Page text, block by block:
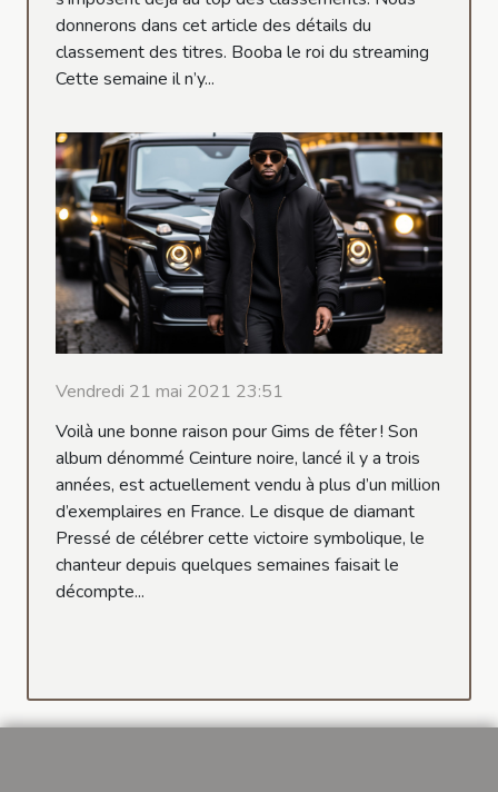
donnerons dans cet article des détails du
classement des titres. Booba le roi du streaming
Cette semaine il n’y...
Vendredi 21 mai 2021 23:51
Voilà une bonne raison pour Gims de fêter ! Son
album dénommé Ceinture noire, lancé il y a trois
années, est actuellement vendu à plus d’un million
d’exemplaires en France. Le disque de diamant
Pressé de célébrer cette victoire symbolique, le
chanteur depuis quelques semaines faisait le
décompte...